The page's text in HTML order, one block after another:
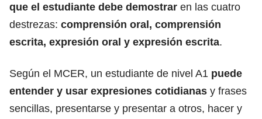
que el estudiante debe demostrar en las cuatro
destrezas: comprensión oral, comprensión
escrita, expresión oral y expresión escrita.
Según el MCER, un estudiante de nivel A1 puede
entender y usar expresiones cotidianas y frases
sencillas, presentarse y presentar a otros, hacer y